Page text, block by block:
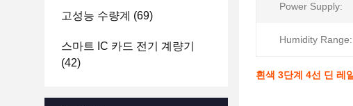
고성능 수량계 (69)
스마트 IC 카드 전기 계량기
(42)
Power Supply:
Humidity Range:
흰색 3단계 4선 딘 레